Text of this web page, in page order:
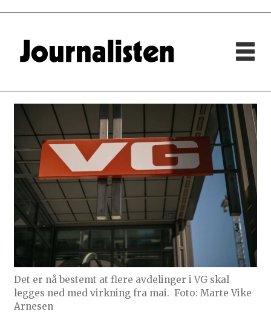
Det er nå bestemt at flere avdelinger i VG skal
legges ned med virkning fra mai. Foto: Marte Vike
Arnesen